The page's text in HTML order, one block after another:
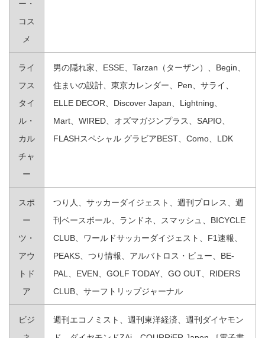
ー・
コス
メ
ライ
フス
タイ
ル・
カル
チャ
ー
男の隠れ家、ESSE、Tarzan（ターザン）、Begin、
住まいの設計、東京カレンダー、Pen、サライ、
ELLE DECOR、Discover Japan、Lightning、
Mart、WIRED、オズマガジンプラス、SAPIO、
FLASHスペシャル グラビアBEST、Como、LDK
スポ
ー
ツ・
アウ
トド
ア
つり人、サッカーダイジェスト、週刊プロレス、週
刊ベースボール、ランドネ、スマッシュ、BICYCLE
CLUB、ワールドサッカーダイジェスト、F1速報、
PEAKS、つり情報、アルバトロス・ビュー、BE-
PAL、EVEN、GOLF TODAY、GO OUT、RIDERS
CLUB、サーフトリップジャーナル
ビジ
週刊エコノミスト、週刊東洋経済、週刊ダイヤモン